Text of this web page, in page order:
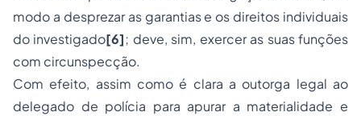
modo a desprezar as garantias e os direitos individuais
do investigado[6]; deve, sim, exercer as suas funções
com circunspecção.
Com efeito, assim como é clara a outorga legal ao
delegado de polícia para apurar a materialidade e